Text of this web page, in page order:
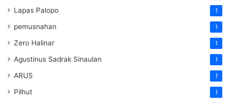
Lapas Palopo 1
pemusnahan 1
Zero Halinar 1
Agustinus Sadrak Sinaulan 1
ARUS 1
Pilhut 1